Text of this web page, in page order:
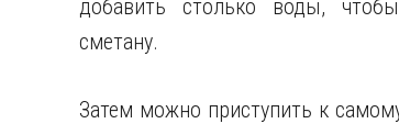
добавить столько воды,
сметану.
Затем можно приступить к